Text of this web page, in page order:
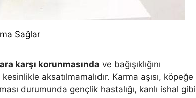
Sağlar
karşı korunmasında ve bağışıklığını
aksatılmamalıdır. Karma aşısı, köpeğe
durumunda gençlik hastalığı, kanlı ishal gibi